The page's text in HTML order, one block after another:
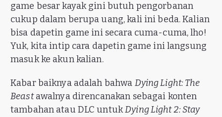
game besar kayak gini butuh pengorbanan
cukup dalam berupa uang, kali ini beda. Kalian
bisa dapetin game ini secara cuma-cuma, lho!
Yuk, kita intip cara dapetin game ini langsung
masuk ke akun kalian.
Kabar baiknya adalah bahwa Dying Light: The
Beastawalnya direncanakan sebagai konten
tambahan atau DLC untukDying Light 2: Stay